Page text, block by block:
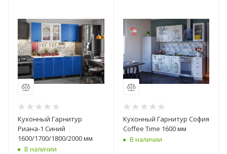
Кухонный Гарнитур
Риана-1 Синий
1600/1700/1800/2000 мм
В наличии
Кухонный Гарнитур София
Coffee Time 1600 мм
В наличии